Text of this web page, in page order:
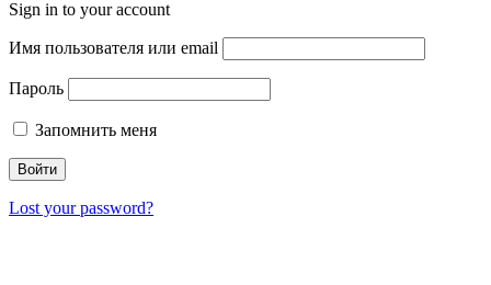
Sign in to your account
Имя пользователя или email
Пароль
Запомнить меня
Lost your password?